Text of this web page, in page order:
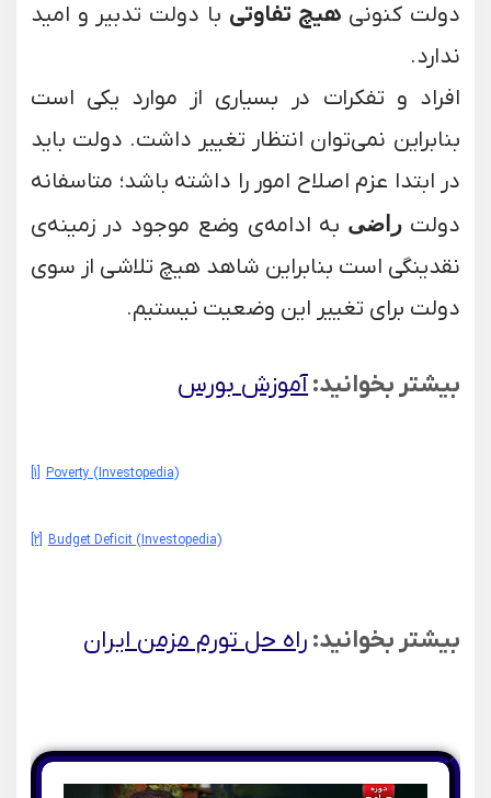
دولت کنونی هیچ تفاوتی با دولت تدبیر و امید
ندارد.
افراد و تفکرات در بسیاری از موارد یکی است
بنابراین نمی‌توان انتظار تغییر داشت. دولت باید
در ابتدا عزم اصلاح امور را داشته باشد؛ متاسفانه
دولت راضی به ادامه‌ی وضع موجود در زمینه‌ی
نقدینگی است بنابراین شاهد هیچ تلاشی از سوی
دولت برای تغییر این وضعیت نیستیم.
بیشتر بخوانید:آموزش بورس
[1] Poverty (Investopedia)
[2] Budget Deficit (Investopedia)
بیشتر بخوانید: راه حل تورم مزمن ایران